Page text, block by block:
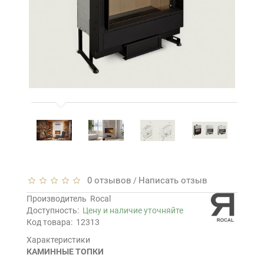
0 отзывов / Написать отзыв
Производитель Rocal
Доступность: Цену и наличие уточняйте
Код товара: 12313
Характеристики
КАМИННЫЕ ТОПКИ